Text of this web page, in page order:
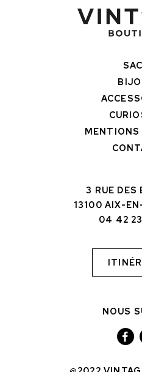
MENTIONS
3 RUE DES
13100 AIX-
04 42
NOUS